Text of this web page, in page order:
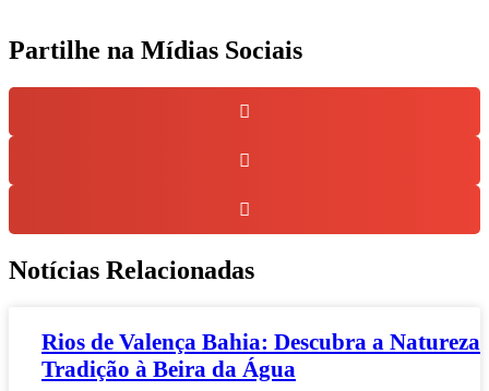
Partilhe na Mídias Sociais
Notícias Relacionadas
Rios de Valença Bahia: Descubra a Natureza
Tradição à Beira da Água